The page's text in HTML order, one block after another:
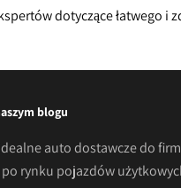
dotyczące łatwego
blogu
auto dostawcze do
rynku pojazdów